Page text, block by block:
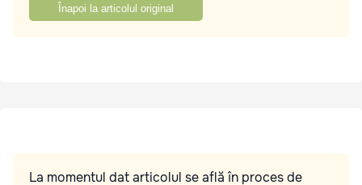
Înapoi la articolul original
La momentul dat articolul se află în proces de